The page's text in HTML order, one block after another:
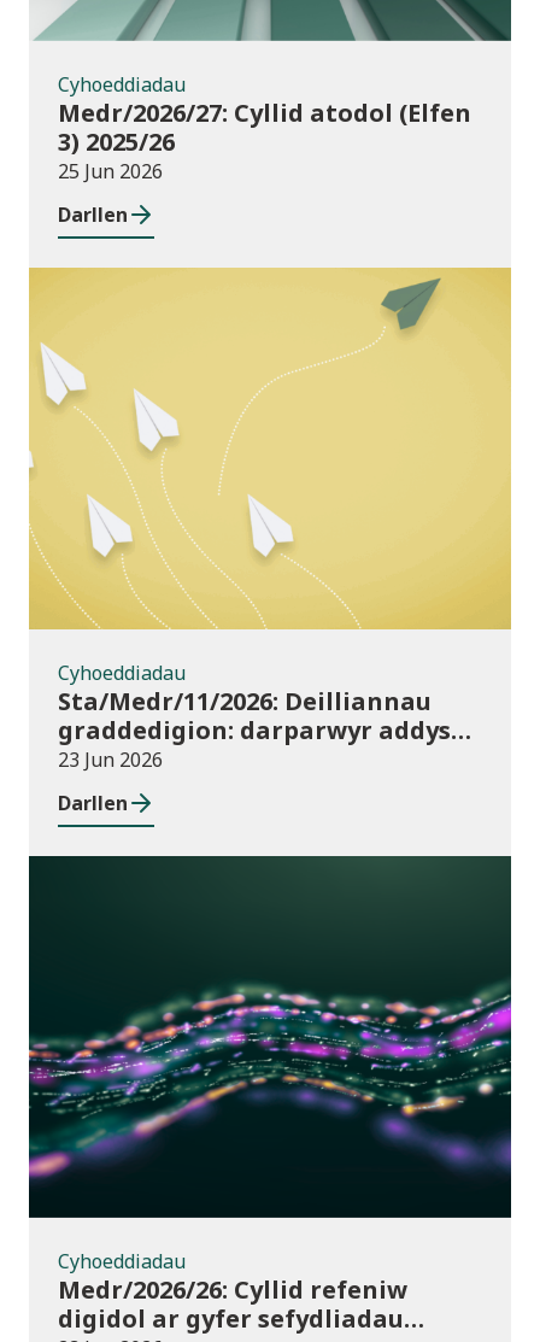
Cyhoeddiadau
Medr/2026/27: Cyllid atodol (Elfen
3) 2025/26
25 Jun 2026
Darllen
Cyhoeddiadau
Cyhoeddiadau
Sta/Medr/11/2026: Deilliannau
graddedigion: darparwyr addysg
uwch 2023/24
23 Jun 2026
Darllen
Cyhoeddiadau
Cyhoeddiadau
Medr/2026/26: Cyllid refeniw
digidol ar gyfer sefydliadau